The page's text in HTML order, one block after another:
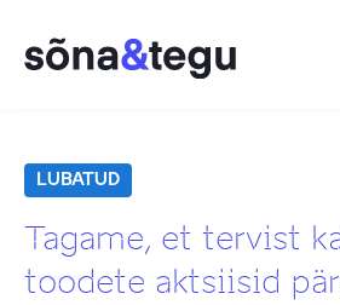
LUBATUD
Tagame, et tervist
toodete aktsiisid